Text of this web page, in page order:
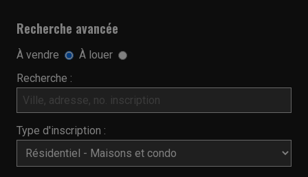
Recherche avancée
À vendre
À louer
Recherche :
Type d'inscription :